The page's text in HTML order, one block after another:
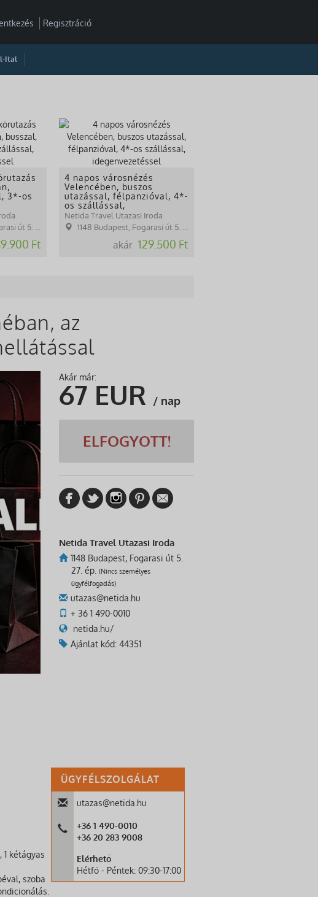
Regisztráció
Ital
3*-os
ÜGYFÉLFOGADÁS)
Ft
4 napos városnézés
Velencében, buszos
utazással, félpanzióval, 4*-
os szállással,
idegenvezetéssel
Netida Travel Utazasi Iroda
1148 Budapest, Fogarasi út 5. 27. ép.( (NINCS SZEMÉLYES ÜGYFÉLFOGADÁS)
akár 129.500 Ft
az
Akár már:
67 EUR / nap
ELFOGYOTT!
Netida Travel Utazasi Iroda
1148 Budapest, Fogarasi út 5.
27. ép. (Nincs személyes
ügyfélfogadás)
utazas@netida.hu
+ 36 1 490-0010
netida.hu/
Ajánlat kód: 44351
ÜGYFÉLSZOLGÁLAT
utazas@netida.hu
+36 1 490-0010
+36 20 283 9008
Elérhető
Hétfő - Péntek: 09:30-17:00
1 kétágyas
szoba